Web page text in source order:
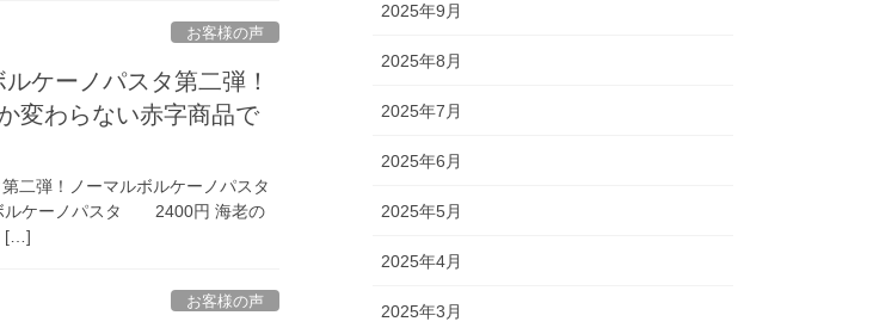
お客様の声
ケーノパスタ第二弾！
変わらない赤字商品で
二弾！ノーマルボルケーノパスタ
ルケーノパスタ 2400円 海老の
[…]
お客様の声
2025年9月
2025年8月
2025年7月
2025年6月
2025年5月
2025年4月
2025年3月